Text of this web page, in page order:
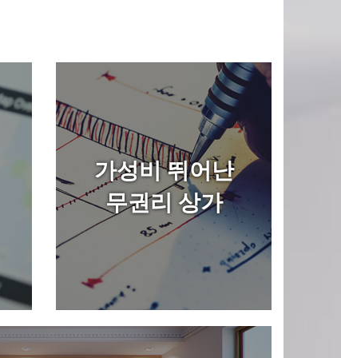
가성비 뛰어난
무권리 상가